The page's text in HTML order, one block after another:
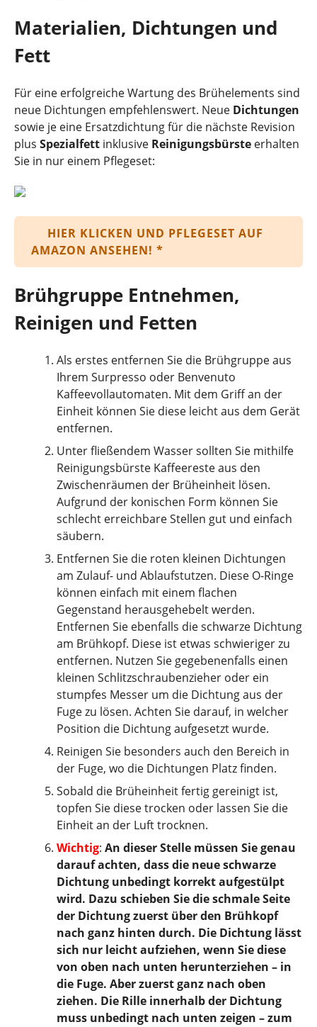
Materialien, Dichtungen und
Fett
Für eine erfolgreiche Wartung des Brühelements sind
neue Dichtungen empfehlenswert. Neue Dichtungen
sowie je eine Ersatzdichtung für die nächste Revision
plus Spezialfett inklusive Reinigungsbürste erhalten
Sie in nur einem Pflegeset:
HIER KLICKEN UND PFLEGESET AUF
AMAZON ANSEHEN! *
Brühgruppe Entnehmen,
Reinigen und Fetten
Als erstes entfernen Sie die Brühgruppe aus
Ihrem Surpresso oder Benvenuto
Kaffeevollautomaten. Mit dem Griff an der
Einheit können Sie diese leicht aus dem Gerät
entfernen.
Unter fließendem Wasser sollten Sie mithilfe
Reinigungsbürste Kaffeereste aus den
Zwischenräumen der Brüheinheit lösen.
Aufgrund der konischen Form können Sie
schlecht erreichbare Stellen gut und einfach
säubern.
Entfernen Sie die roten kleinen Dichtungen
am Zulauf- und Ablaufstutzen. Diese O-Ringe
können einfach mit einem flachen
Gegenstand herausgehebelt werden.
Entfernen Sie ebenfalls die schwarze Dichtung
am Brühkopf. Diese ist etwas schwieriger zu
entfernen. Nutzen Sie gegebenenfalls einen
kleinen Schlitzschraubenzieher oder ein
stumpfes Messer um die Dichtung aus der
Fuge zu lösen. Achten Sie darauf, in welcher
Position die Dichtung aufgesetzt wurde.
Reinigen Sie besonders auch den Bereich in
der Fuge, wo die Dichtungen Platz finden.
Sobald die Brüheinheit fertig gereinigt ist,
topfen Sie diese trocken oder lassen Sie die
Einheit an der Luft trocknen.
Wichtig: An dieser Stelle müssen Sie genau
darauf achten, dass die neue schwarze
Dichtung unbedingt korrekt aufgestülpt
wird. Dazu schieben Sie die schmale Seite
der Dichtung zuerst über den Brühkopf
nach ganz hinten durch. Die Dichtung lässt
sich nur leicht aufziehen, wenn Sie diese
von oben nach unten herunterziehen – in
die Fuge. Aber zuerst ganz nach oben
ziehen. Die Rille innerhalb der Dichtung
muss unbedingt nach unten zeigen – zum